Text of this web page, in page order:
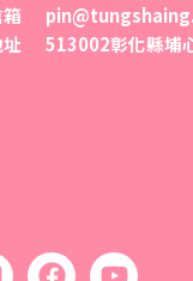
513002彰化縣埔